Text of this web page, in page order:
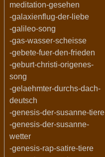
meditation-gesehen
-galaxienflug-der-liebe
-galileo-song
-gas-wasser-scheisse
-gebete-fuer-den-frieden
-geburt-christi-origenes-
song
-gelaehmter-durchs-dach-
deutsch
-genesis-der-susanne-tiere
-genesis-der-susanne-
wetter
-genesis-rap-satire-tiere